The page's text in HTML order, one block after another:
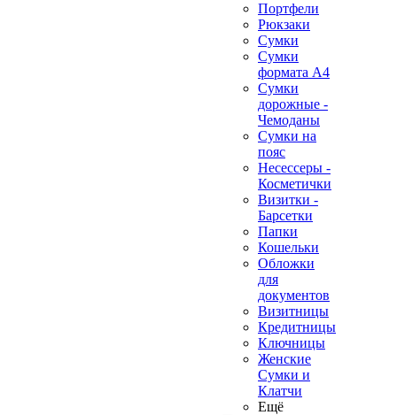
Портфели
Рюкзаки
Сумки
Сумки
формата А4
Сумки
дорожные -
Чемоданы
Сумки на
пояс
Несессеры -
Косметички
Визитки -
Барсетки
Папки
Кошельки
Обложки
для
документов
Визитницы
Кредитницы
Ключницы
Женские
Сумки и
Клатчи
Ещё